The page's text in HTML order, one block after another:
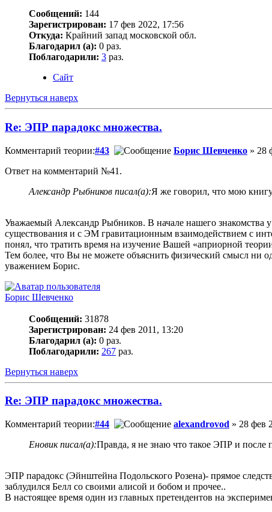
Сообщений: 144
Зарегистрирован: 17 фев 2022, 17:56
Откуда: Крайний запад московской обл.
Благодарил (а): 0 раз.
Поблагодарили: 3 раз.
Сайт
Вернуться наверх
Re: ЭПР парадокс множества.
Комментарий теории:#43 Борис Шевченко » 28
Ответ на комментарий №41.
Александр Рыбников писал(а):Я же говорил, что мою
Уважаемый Александр Рыбников. В начале нашего знакомства
существования и с ЭМ гравитационным взаимодействием с
понял, что тратить время на изучение Вашей «априорной
Тем более, что Вы не можете объяснить физический смысл ни
уважением Борис.
Борис Шевченко
Сообщений: 31878
Зарегистрирован: 24 фев 2011, 13:20
Благодарил (а): 0 раз.
Поблагодарили: 267 раз.
Вернуться наверх
Re: ЭПР парадокс множества.
Комментарий теории:#44 alexandrovod » 28 фев
Еновик писал(а):Правда, я не знаю что такое ЭПР и после
ЭПР парадокс (Эйнштейна Подольского Розена)- прямое
заблудился Белл со своими алисой и бобом и прочее..
В настоящее время один из главных претендентов на